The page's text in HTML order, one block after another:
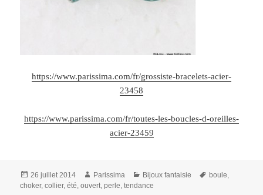
https://www.parissima.com/fr/grossiste-bracelets-acier-
23458
https://www.parissima.com/fr/toutes-les-boucles-d-oreilles-
acier-23459
Publié
le
26 juillet 2014 Auteur
Parissima Catégories
Bijoux fantaisie
Mots-
boule,
choker,collier,été,ouvert,perle,tendance